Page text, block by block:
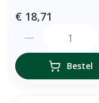
€ 18,71
Bestel